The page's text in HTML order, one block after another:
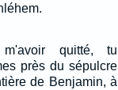
quitté, tu
près du sépulcre
de Benjamin, à